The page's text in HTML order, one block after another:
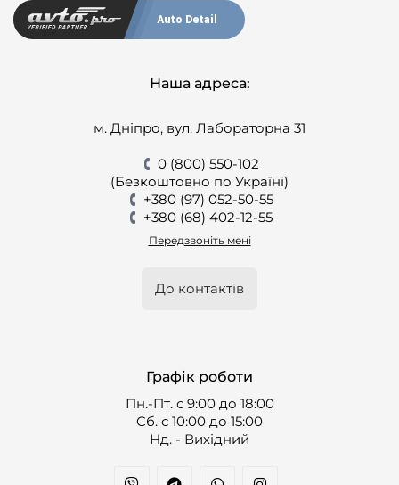
Auto Detail
Наша адреса:
м. Дніпро, вул. Лабораторна 31
0 (800) 550-102
(Безкоштовно по Україні)
+380 (97) 052-50-55
+380 (68) 402-12-55
Передзвоніть мені
До контактів
Графік роботи
Пн.-Пт. с 9:00 до 18:00
Cб. с 10:00 до 15:00
Нд. - Вихідний